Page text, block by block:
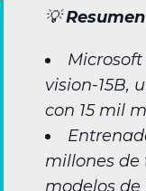
💡
vision-15B,
con 15 mil
millones de
modelos de